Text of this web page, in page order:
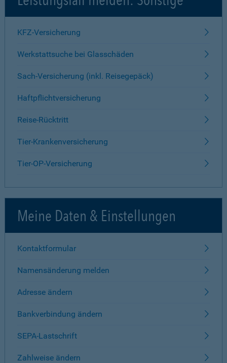
KFZ-Versicherung
Werkstattsuche bei Glasschäden
Sach-Versicherung (inkl. Reisegepäck)
Haftpflichtversicherung
Reise-Rücktritt
Tier-Krankenversicherung
Tier-OP-Versicherung
Meine Daten & Einstellungen
Kontaktformular
Namensänderung melden
Adresse ändern
Bankverbindung ändern
SEPA-Lastschrift
Zahlweise ändern